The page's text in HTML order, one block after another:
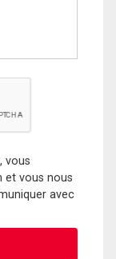
vous
et vous nous
avec